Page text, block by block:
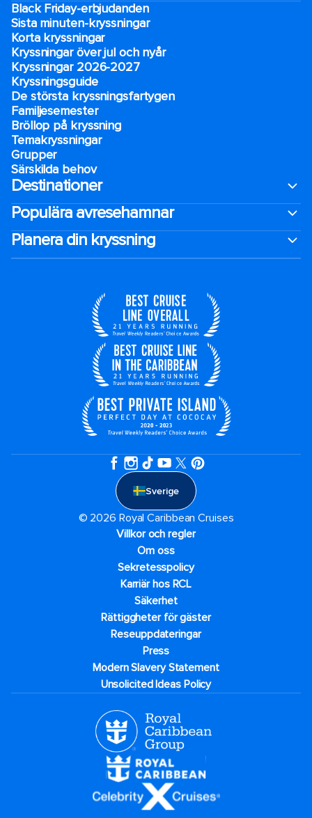
Black Friday-erbjudanden
Sista minuten-kryssningar
Korta kryssningar
Kryssningar över jul och nyår
Kryssningar 2026-2027
Kryssningsguide
De största kryssningsfartygen
Familjesemester
Bröllop på kryssning
Temakryssningar
Grupper
Särskilda behov
Destinationer
Populära avresehamnar
Planera din kryssning
Sverige
© 2026 Royal Caribbean Cruises
Villkor och regler
Om oss
Sekretesspolicy
Karriär hos RCL
Säkerhet
Rättiggheter för gäster
Reseuppdateringar​
Press
Modern Slavery Statement
Unsolicited Ideas Policy